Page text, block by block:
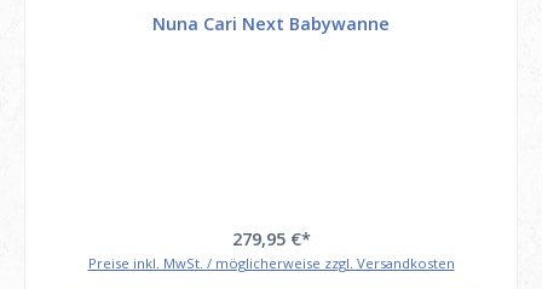
Nuna Cari Next Babywanne
279,95 €*
Preise inkl. MwSt. / möglicherweise zzgl. Versandkosten